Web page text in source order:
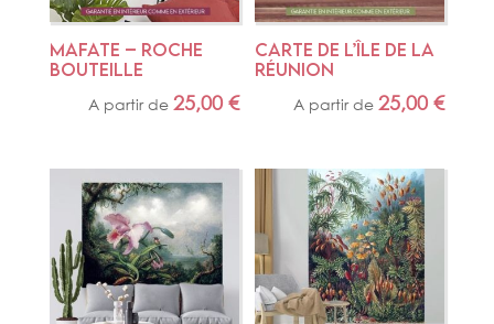
MAFATE – ROCHE
BOUTEILLE
A partir de 25,00 €
CARTE DE L’ÎLE DE LA
RÉUNION
A partir de 25,00€